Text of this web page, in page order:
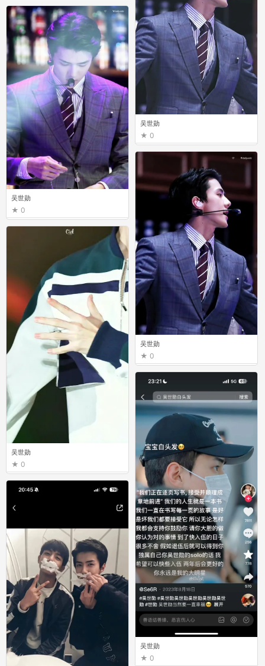
吴世勋
0
吴世勋
0
吴世勋
0
吴世勋
0
吴世勋
0